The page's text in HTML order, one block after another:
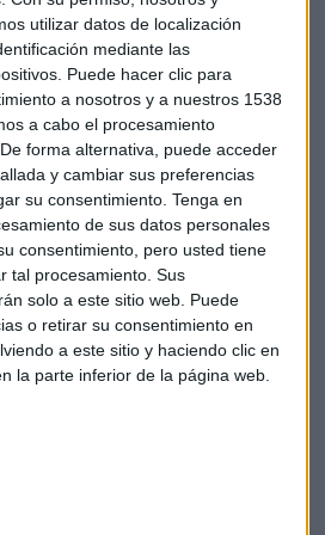
utilizar datos de localización
mediante las
Puede hacer clic para
a nosotros y a nuestros 1538
a cabo el procesamiento
forma alternativa, puede acceder
y cambiar sus preferencias
su consentimiento. Tenga en
de sus datos personales
consentimiento, pero usted tiene
tal procesamiento. Sus
solo a este sitio web. Puede
o retirar su consentimiento en
a este sitio y haciendo clic en
la parte inferior de la página web.
completo aquí:
ha sido eliminado
Privateequity